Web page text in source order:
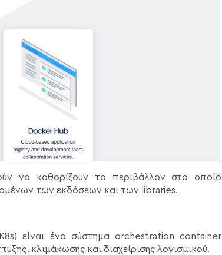
να καθορίζουν το περιβάλλον στο οποίο
των εκδόσεων και των libraries.
είναι ένα σύστημα orchestration container
κλιμάκωσης και διαχείρισης λογισμικού.